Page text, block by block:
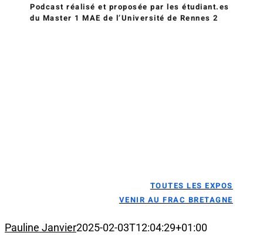
Podcast réalisé et proposée par les étudiant.es
du Master 1 MAE de l’Université de Rennes 2
TOUTES LES EXPOS
VENIR AU FRAC BRETAGNE
Pauline Janvier2025-02-03T12:04:29+01:00